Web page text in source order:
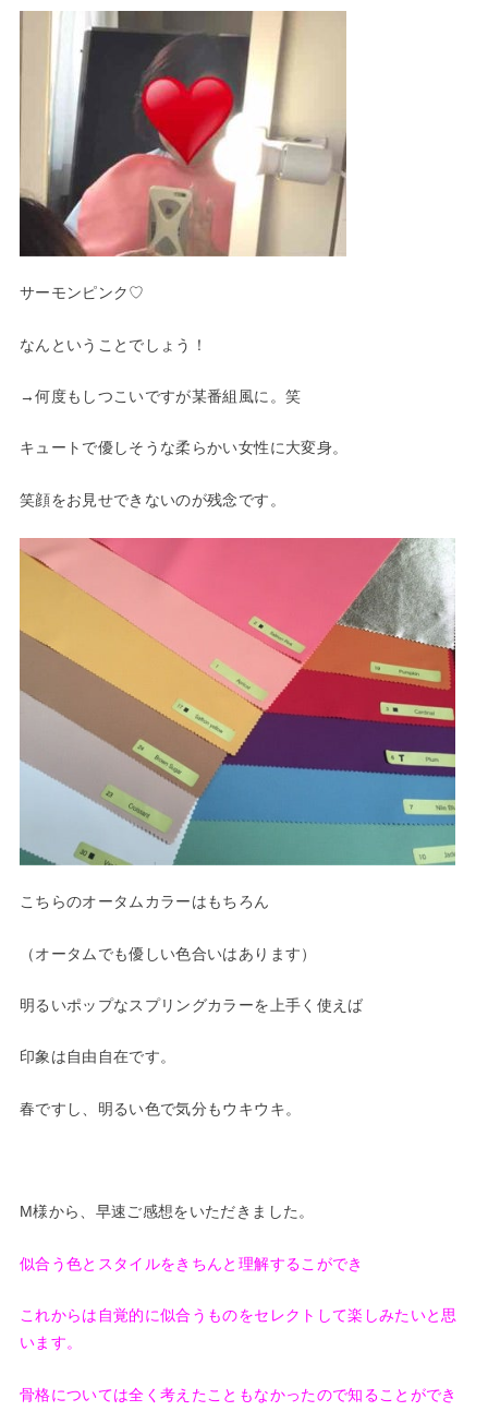
サーモンピンク♡
なんということでしょう！
→何度もしつこいですが某番組風に。笑
キュートで優しそうな柔らかい女性に大変身。
笑顔をお見せできないのが残念です。
こちらのオータムカラーはもちろん
（オータムでも優しい色合いはあります）
明るいポップなスプリングカラーを上手く使えば
印象は自由自在です。
春ですし、明るい色で気分もウキウキ。
M様から、早速ご感想をいただきました。
似合う色とスタイルをきちんと理解するこができ
これからは自覚的に似合うものをセレクトして楽しみたいと思
います。
骨格については全く考えたこともなかったので知ることができ